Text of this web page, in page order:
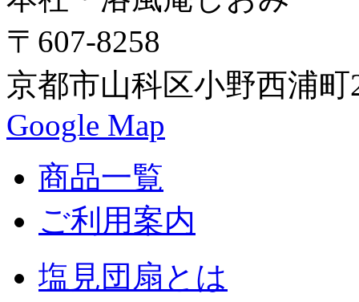
〒607-8258
京都市山科区小野西浦町
Google Map
商品一覧
ご利用案内
塩見団扇とは